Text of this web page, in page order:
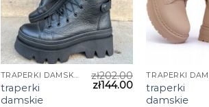
TRAPERKI DAMSKIE
traperki
damskie
zł202.00
zł144.00
traperki
damskie